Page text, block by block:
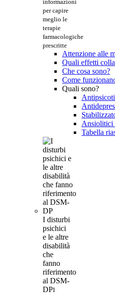
informazioni
per capire
meglio le
terapie
farmacologiche
prescritte
Attenzione alle
Quali effetti
Che cosa sono?
Come
Quali sono?
Ansiolitici
Tabella
I disturbi
psichici
e le altre
disabilità
che
fanno
riferimento
al DSM-
DPI